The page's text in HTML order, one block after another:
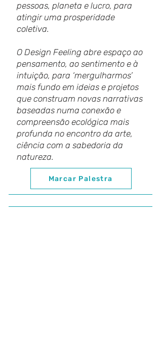
pessoas, planeta e lucro, para
atingir uma prosperidade
coletiva.
O Design Feeling abre espaço ao
pensamento, ao sentimento e à
intuição, para ‘mergulharmos’
mais fundo em ideias e projetos
que construam novas narrativas
baseadas numa conexão e
compreensão ecológica mais
profunda no encontro da arte,
ciência com a sabedoria da
natureza.
Marcar Palestra